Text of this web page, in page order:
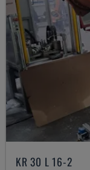
KR 30 L 16-2